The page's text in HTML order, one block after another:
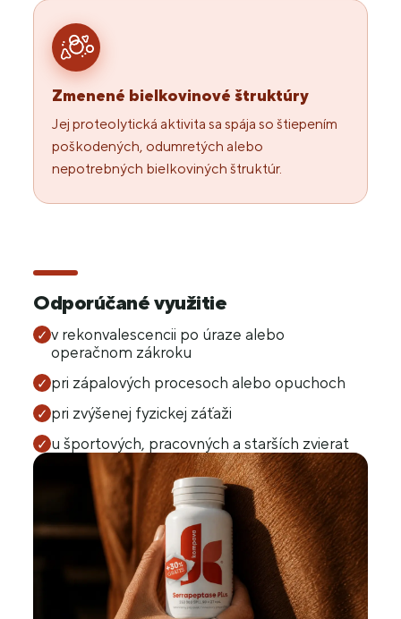
Zmenené bielkovinové štruktúry
Jej proteolytická aktivita sa spája so štiepením
poškodených, odumretých alebo
nepotrebných bielkoviných štruktúr.
Odporúčané využitie
✓ v rekonvalescencii po úraze alebo
operačnom zákroku
✓ pri zápalových procesoch alebo opuchoch
✓ pri zvýšenej fyzickej záťaži
✓ u športových, pracovných a starších zvierat